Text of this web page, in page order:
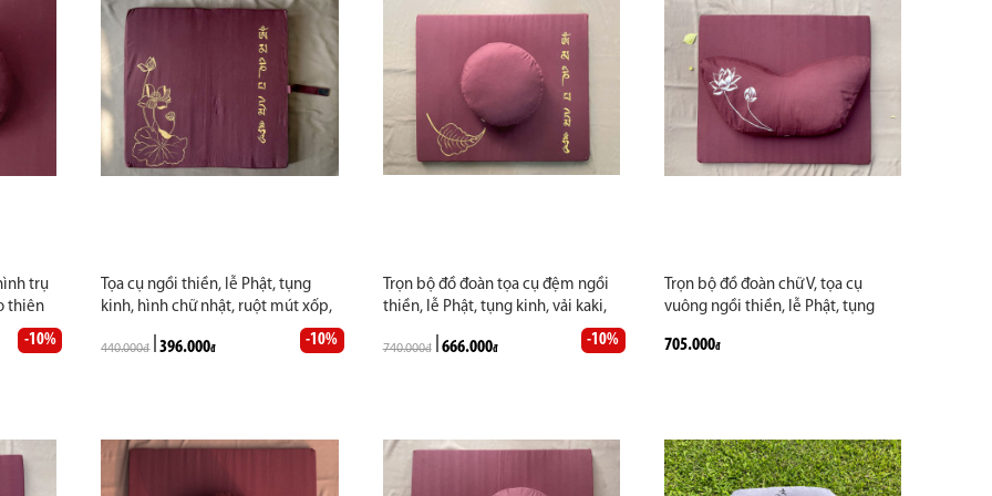
trụ
thiên
sen,
-10%
Tọa cụ ngồi thiền, lễ Phật, tụng
kinh, hình chữ nhật, ruột mút xốp,
size 60 x 70 cm, màu nâu, đỏ đô.
Vẽ hoa sen. Hàng thủ công cao
440.000đ 396.000đ
-10%
Trọn bộ đồ đoàn tọa cụ đệm ngồi
thiền, lễ Phật, tụng kinh, vải kaki,
màu nâu, đỏ đô. Vẽ lá đề chữ Phạn.
Hàng thủ công cao cấp may theo
740.000đ 666.000đ
-10%
Trọn bộ đồ đoàn chữ V, tọa cụ
vuông ngồi thiền, lễ Phật, tụng
hoa sen. Hàng thủ công cao cấp
705.000đ